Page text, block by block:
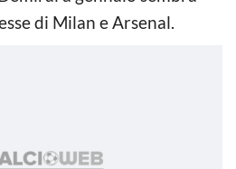
di Milan e Arsenal.